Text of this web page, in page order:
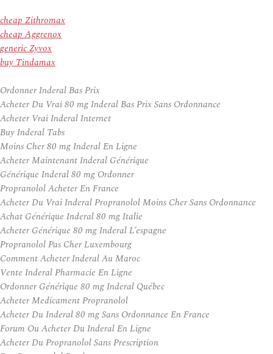
cheap Zithromax
cheap Aggrenox
generic Zyvox
buy Tindamax
Ordonner Inderal Bas Prix
Acheter Du Vrai 80 mg Inderal Bas Prix Sans Ordonnance
Acheter Vrai Inderal Internet
Buy Inderal Tabs
Moins Cher 80 mg Inderal En Ligne
Acheter Maintenant Inderal Générique
Générique Inderal 80 mg Ordonner
Propranolol Acheter En France
Acheter Du Vrai Inderal Propranolol Moins Cher Sans Ordonnance
Achat Générique Inderal 80 mg Italie
Acheter Générique 80 mg Inderal L’espagne
Propranolol Pas Cher Luxembourg
Comment Acheter Inderal Au Maroc
Vente Inderal Pharmacie En Ligne
Ordonner Générique 80 mg Inderal Québec
Acheter Medicament Propranolol
Acheter Du Inderal 80 mg Sans Ordonnance En France
Forum Ou Acheter Du Inderal En Ligne
Acheter Du Propranolol Sans Prescription